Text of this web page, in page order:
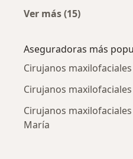
Ver más (15)
Aseguradoras más
Cirujanos
Cirujanos
Cirujanos
María